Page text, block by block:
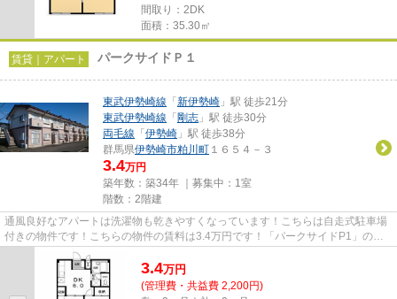
間取り：2DK
面積：35.30㎡
賃貸｜アパート パークサイドＰ１
東武伊勢崎線 「 新伊勢崎 」駅 徒歩21分
東武伊勢崎線 「 剛志 」駅 徒歩30分
両毛線 「 伊勢崎 」駅 徒歩38分
群馬県伊勢崎市粕川町 １６５４－３
3.4万円
築年数：築34年 ｜募集中： 1室
階数：2階建
通風良好なアパートは洗濯物も乾きやすくなっています！こちらは自走式駐車場
付きの物件です！こちらの物件の賃料は3.4万円です！「パークサイドP1」のこ
こがイチオシ！伊勢崎市エリア...
3.4万円
(管理費・共益費 2,200円)